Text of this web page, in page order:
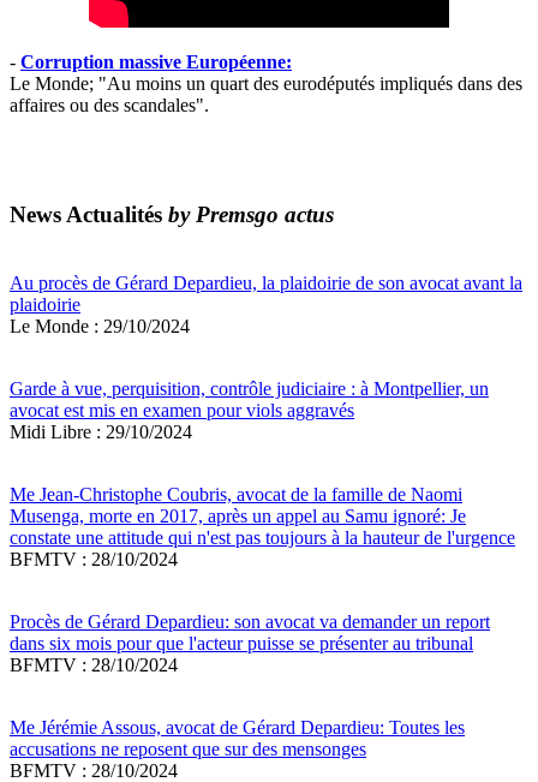
- Corruption massive Européenne:
Le Monde; "Au moins un quart des eurodéputés impliqués dans des
affaires ou des scandales".
News Actualités by Premsgo actus
Au procès de Gérard Depardieu, la plaidoirie de son avocat avant la
plaidoirie
Le Monde : 29/10/2024
Garde à vue, perquisition, contrôle judiciaire : à Montpellier, un
avocat est mis en examen pour viols aggravés
Midi Libre : 29/10/2024
Me Jean-Christophe Coubris, avocat de la famille de Naomi
Musenga, morte en 2017, après un appel au Samu ignoré: Je
constate une attitude qui n'est pas toujours à la hauteur de l'urgence
BFMTV : 28/10/2024
Procès de Gérard Depardieu: son avocat va demander un report
dans six mois pour que l'acteur puisse se présenter au tribunal
BFMTV : 28/10/2024
Me Jérémie Assous, avocat de Gérard Depardieu: Toutes les
accusations ne reposent que sur des mensonges
BFMTV : 28/10/2024